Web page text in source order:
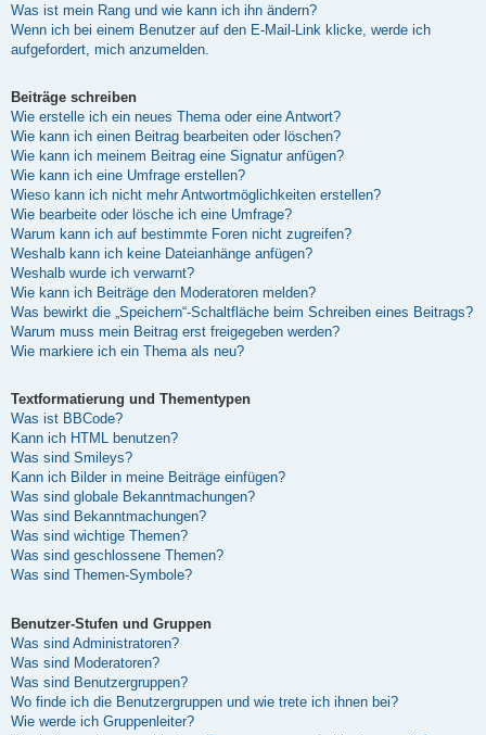
Was ist mein Rang und wie kann ich ihn ändern?
Wenn ich bei einem Benutzer auf den E-Mail-Link klicke, werde ich
aufgefordert, mich anzumelden.
Beiträge schreiben
Wie erstelle ich ein neues Thema oder eine Antwort?
Wie kann ich einen Beitrag bearbeiten oder löschen?
Wie kann ich meinem Beitrag eine Signatur anfügen?
Wie kann ich eine Umfrage erstellen?
Wieso kann ich nicht mehr Antwortmöglichkeiten erstellen?
Wie bearbeite oder lösche ich eine Umfrage?
Warum kann ich auf bestimmte Foren nicht zugreifen?
Weshalb kann ich keine Dateianhänge anfügen?
Weshalb wurde ich verwarnt?
Wie kann ich Beiträge den Moderatoren melden?
Was bewirkt die „Speichern“-Schaltfläche beim Schreiben eines Beitrags?
Warum muss mein Beitrag erst freigegeben werden?
Wie markiere ich ein Thema als neu?
Textformatierung und Thementypen
Was ist BBCode?
Kann ich HTML benutzen?
Was sind Smileys?
Kann ich Bilder in meine Beiträge einfügen?
Was sind globale Bekanntmachungen?
Was sind Bekanntmachungen?
Was sind wichtige Themen?
Was sind geschlossene Themen?
Was sind Themen-Symbole?
Benutzer-Stufen und Gruppen
Was sind Administratoren?
Was sind Moderatoren?
Was sind Benutzergruppen?
Wo finde ich die Benutzergruppen und wie trete ich ihnen bei?
Wie werde ich Gruppenleiter?